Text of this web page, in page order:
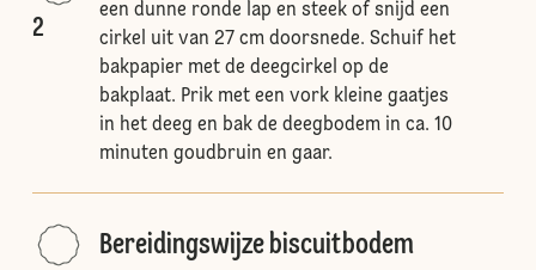
2
een dunne ronde lap en steek of snijd een
cirkel uit van 27 cm doorsnede. Schuif het
bakpapier met de deegcirkel op de
bakplaat. Prik met een vork kleine gaatjes
in het deeg en bak de deegbodem in ca. 10
minuten goudbruin en gaar.
Bereidingswijze biscuitbodem